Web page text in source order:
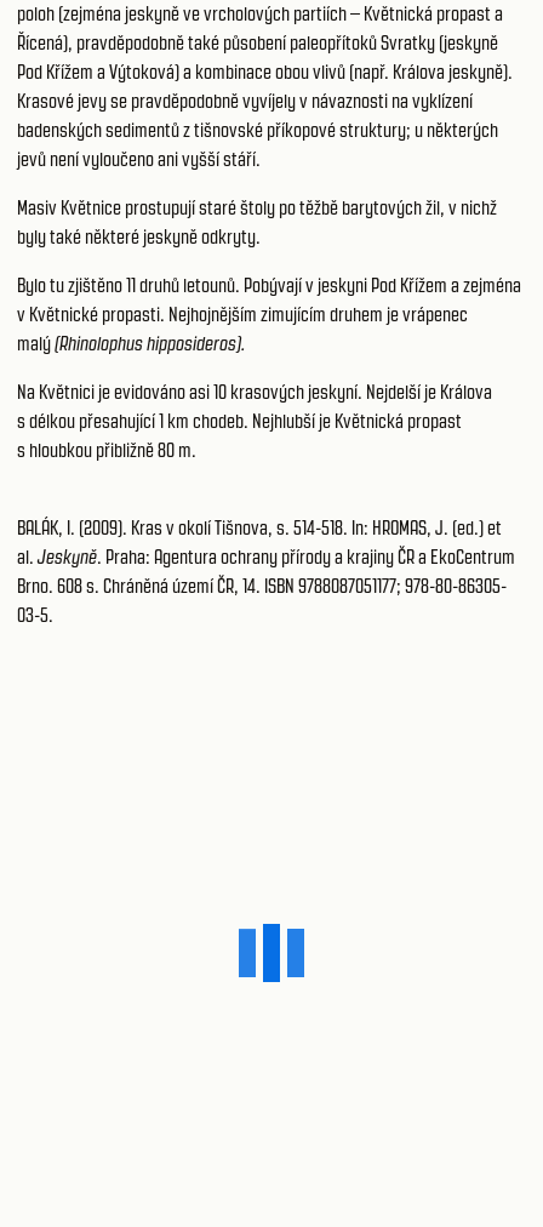
poloh (zejména jeskyně ve vrcholových partiích – Květnická propast a
Řícená), pravděpodobně také působení paleopřítoků Svratky (jeskyně
Pod Křížem a Výtoková) a kombinace obou vlivů (např. Králova jeskyně).
Krasové jevy se pravděpodobně vyvíjely v návaznosti na vyklízení
badenských sedimentů z tišnovské příkopové struktury; u některých
jevů není vyloučeno ani vyšší stáří.
Masiv Květnice prostupují staré štoly po těžbě barytových žil, v nichž
byly také některé jeskyně odkryty.
Bylo tu zjištěno 11 druhů letounů. Pobývají v jeskyni Pod Křížem a zejména
v Květnické propasti. Nejhojnějším zimujícím druhem je vrápenec
malý(Rhinolophus hipposideros).
Na Květnici je evidováno asi 10 krasových jeskyní. Nejdelší je Králova
s délkou přesahující 1 km chodeb. Nejhlubší je Květnická propast
s hloubkou přibližně 80 m.
BALÁK, I. (2009). Kras v okolí Tišnova, s. 514-518. In: HROMAS, J. (ed.) et
al.Jeskyně. Praha: Agentura ochrany přírody a krajiny ČR a EkoCentrum
Brno. 608 s. Chráněná území ČR, 14. ISBN 9788087051177; 978-80-86305-
03-5.